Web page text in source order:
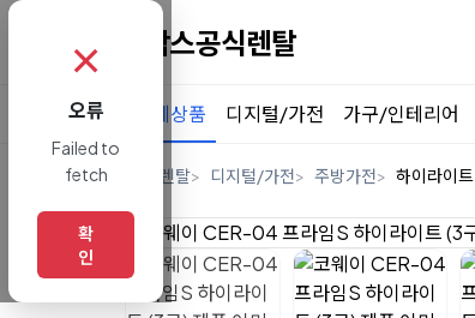
전체상품 디지털/가전 가구/인테리어
렌탈 디지털/가전 주방가전 하이라이트
✗
오류
Failed to
fetch
확
인